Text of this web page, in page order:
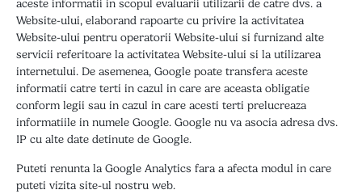
aceste informatii in scopul evaluarii utilizarii de catre dvs. a
Website-ului, elaborand rapoarte cu privire la activitatea
Website-ului pentru operatorii Website-ului si furnizand alte
servicii referitoare la activitatea Website-ului si la utilizarea
internetului. De asemenea, Google poate transfera aceste
informatii catre terti in cazul in care are aceasta obligatie
conform legii sau in cazul in care acesti terti prelucreaza
informatiile in numele Google. Google nu va asocia adresa dvs.
IP cu alte date detinute de Google.
Puteti renunta la Google Analytics fara a afecta modul in care
puteti vizita site-ul nostru web.